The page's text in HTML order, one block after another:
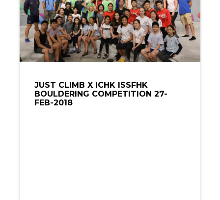
JUST CLIMB X ICHK ISSFHK
BOULDERING COMPETITION 27-
FEB-2018